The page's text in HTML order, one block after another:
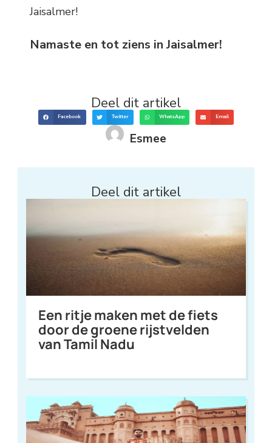
Jaisalmer!
Namaste en tot ziens in Jaisalmer!
Deel dit artikel
Facebook Twitter WhatsApp Email
Esmee
Deel dit artikel
Een ritje maken met de fiets
door de groene rijstvelden
van Tamil Nadu